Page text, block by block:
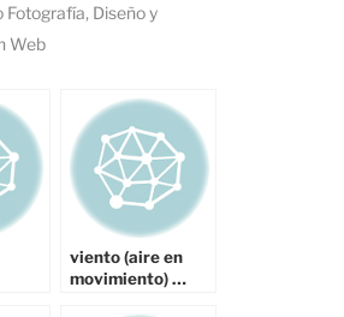
Fotografía, Diseño y
Web
viento (aire en
movimiento) …